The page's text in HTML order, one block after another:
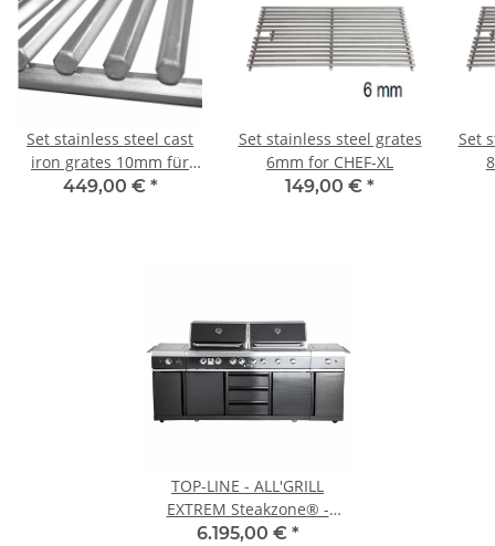
Set stainless steel cast
iron grates 10mm für
CHEF-XL
449,00 € *
Set stainless steel grates
6mm for CHEF-XL
149,00 € *
Set
TOP-LINE - ALL'GRILL
EXTREM Steakzone® -
BLACK with Air System
6.195,00 € *